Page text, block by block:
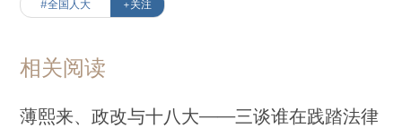
#全国人大 +关注
相关阅读
薄熙来、政改与十八大——三谈谁在践踏法律